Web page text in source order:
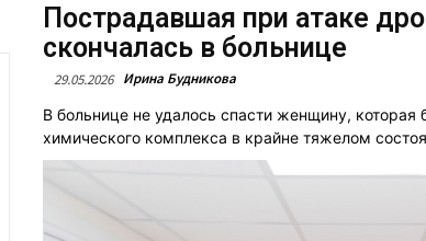
Пострадавшая при атаке
скончалась в больнице
29.05.2026 Ирина Будникова
В больнице не удалось спасти женщину, которая
химического комплекса в крайне тяжелом